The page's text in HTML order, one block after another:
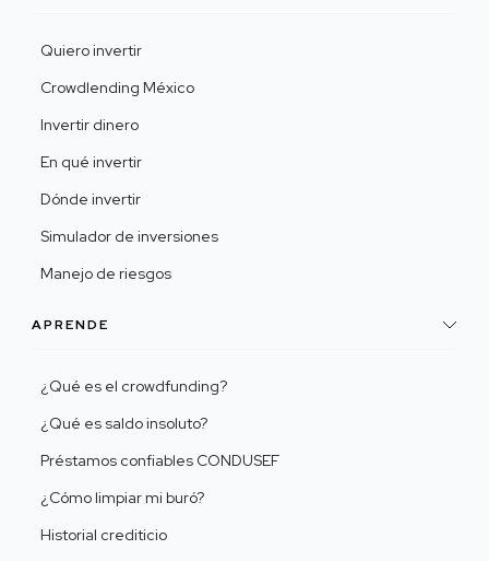
Quiero invertir
Crowdlending México
Invertir dinero
En qué invertir
Dónde invertir
Simulador de inversiones
Manejo de riesgos
APRENDE
¿Qué es el crowdfunding?
¿Qué es saldo insoluto?
Préstamos confiables CONDUSEF
¿Cómo limpiar mi buró?
Historial crediticio